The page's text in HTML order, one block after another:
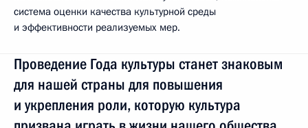
система оценки качества культурной среды
и эффективности реализуемых мер.
Проведение Года культуры станет знаковым
для нашей страны для повышения
и укрепления роли, которую культура